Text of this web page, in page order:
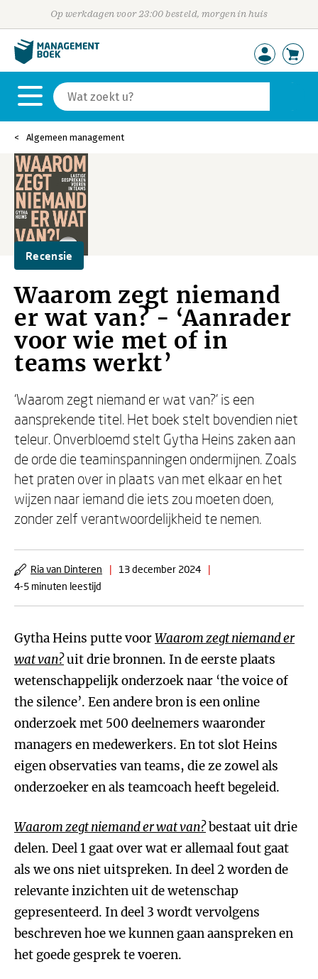
Op werkdagen voor 23:00 besteld, morgen in huis
Algemeen management
Recensie
Waarom zegt niemand
er wat van? - ‘Aanrader
voor wie met of in
teams werkt’
‘Waarom zegt niemand er wat van?’ is een
aansprekende titel. Het boek stelt bovendien niet
teleur. Onverbloemd stelt Gytha Heins zaken aan
de orde die teaminspanningen ondermijnen. Zoals
het praten over in plaats van met elkaar en het
wijzen naar iemand die iets zou moeten doen,
zonder zelf verantwoordelijkheid te nemen.
Ria van Dinteren | 13 december 2024
|
4-5 minuten leestijd
Gytha Heins putte voorWaarom zegt niemand er
wat van?uit drie bronnen. In de eerste plaats
wetenschappelijk onderzoek naar ‘the voice of
the silence’. Een andere bron is een online
onderzoek met 500 deelnemers waaronder
managers en medewerkers. En tot slot Heins
eigen observaties van teams, die ze zowel als
onderzoeker en als teamcoach heeft begeleid.
Waarom zegt niemand er wat van?bestaat uit drie
delen. Deel 1 gaat over wat er allemaal fout gaat
als we ons niet uitspreken. In deel 2 worden de
relevante inzichten uit de wetenschap
gepresenteerd. In deel 3 wordt vervolgens
beschreven hoe we kunnen gaan aanspreken en
het goede gesprek te voeren.